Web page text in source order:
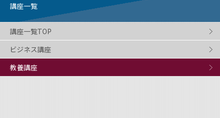
講座一覧
講座一覧TOP
ビジネス講座
教養講座